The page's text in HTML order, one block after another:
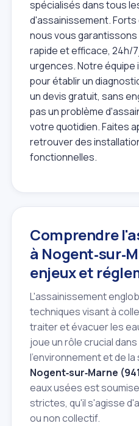
spécialisés dans tous
d'assainissement.
nous vous
rapide et efficace, 24h/
urgences. Notre équipe
pour établir un
un devis gratuit, sans
pas un problème
votre quotidien. Faites
retrouver des
fonctionnelles.
Comprendre
à
enjeux et
L'assainissement
techniques visant à
traiter et évacuer les
joue un rôle crucial
l'environnement et de la
Nogent‑sur‑Marne
eaux usées est
strictes, qu'il s'agisse
ou non collectif.